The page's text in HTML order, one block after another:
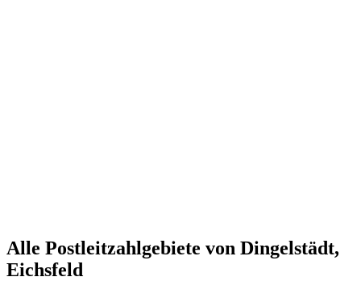
Alle Postleitzahlgebiete von Dingelstädt,
Eichsfeld